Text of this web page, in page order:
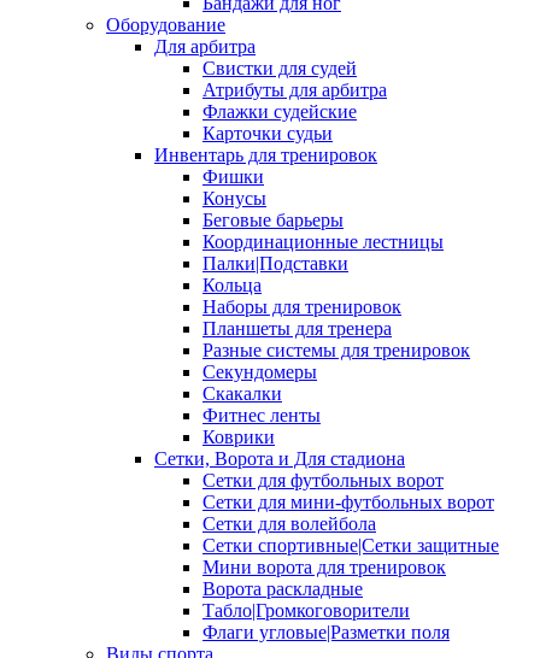
Оборудование
Для арбитра
Свистки для судей
Атрибуты для арбитра
Флажки судейские
Карточки судьи
Инвентарь для тренировок
Фишки
Конусы
Беговые барьеры
Координационные лестницы
Палки|Подставки
Кольца
Наборы для тренировок
Планшеты для тренера
Разные системы для тренировок
Секундомеры
Скакалки
Фитнес ленты
Коврики
Сетки, Ворота и Для стадиона
Сетки для футбольных ворот
Сетки для мини-футбольных ворот
Сетки для волейбола
Сетки спортивные|Сетки защитные
Мини ворота для тренировок
Ворота раскладные
Табло|Громкоговорители
Флаги угловые|Разметки поля
Виды спорта